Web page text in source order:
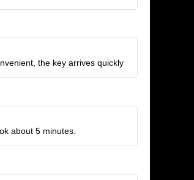
the key arrives quickly
about 5 minutes.